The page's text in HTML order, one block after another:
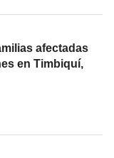
afectadas
en Timbiquí,